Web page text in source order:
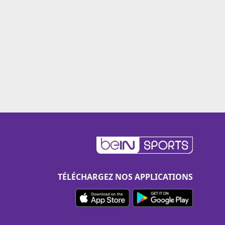
TÉLÉCHARGEZ NOS APPLICATIONS